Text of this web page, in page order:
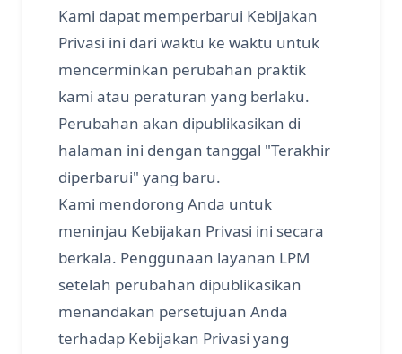
Kami dapat memperbarui Kebijakan
Privasi ini dari waktu ke waktu untuk
mencerminkan perubahan praktik
kami atau peraturan yang berlaku.
Perubahan akan dipublikasikan di
halaman ini dengan tanggal "Terakhir
diperbarui" yang baru.
Kami mendorong Anda untuk
meninjau Kebijakan Privasi ini secara
berkala. Penggunaan layanan LPM
setelah perubahan dipublikasikan
menandakan persetujuan Anda
terhadap Kebijakan Privasi yang